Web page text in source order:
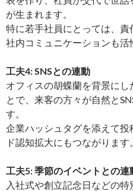
が生まれます。
特に若手社員にとっては、責
社内コミュニケーションも活
工夫4: SNSとの連動
オフィスの胡蝶蘭を背景に
とで、来客の方々が自然と
す。
企業ハッシュタグを添えて
ド認知拡大にもつながります。
工夫5: 季節のイベントとの連
入社式や創立記念日などの